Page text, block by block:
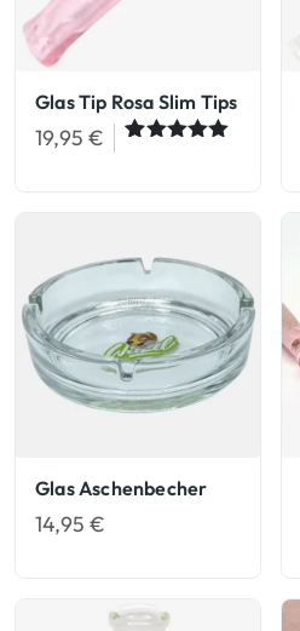
Glas Tip Rosa Slim Tips
19,95€
Kundenbew
ertungen
Glas Aschenbecher
14,95€